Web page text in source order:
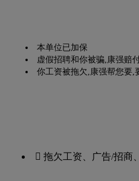
本单位已加保
虚假招聘和你被骗,康强赔
你工资被拖欠,康强帮您要,
 拖欠工资、广告/招商